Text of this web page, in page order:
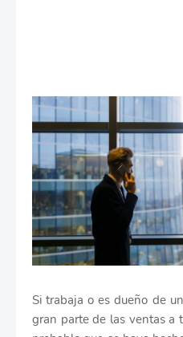
Si trabaja o es dueño de
gran parte de las ventas a